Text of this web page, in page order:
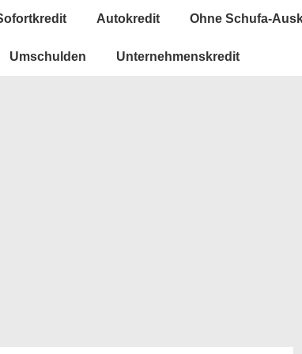
Autokredit Ohne Schufa-
Umschulden Unternehmenskredit